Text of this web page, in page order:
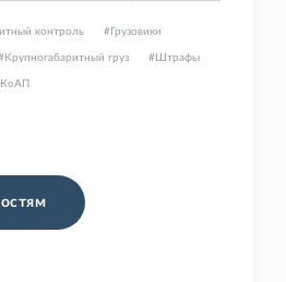
контроль Грузовики
Крупногабаритный груз Штрафы
КоАП